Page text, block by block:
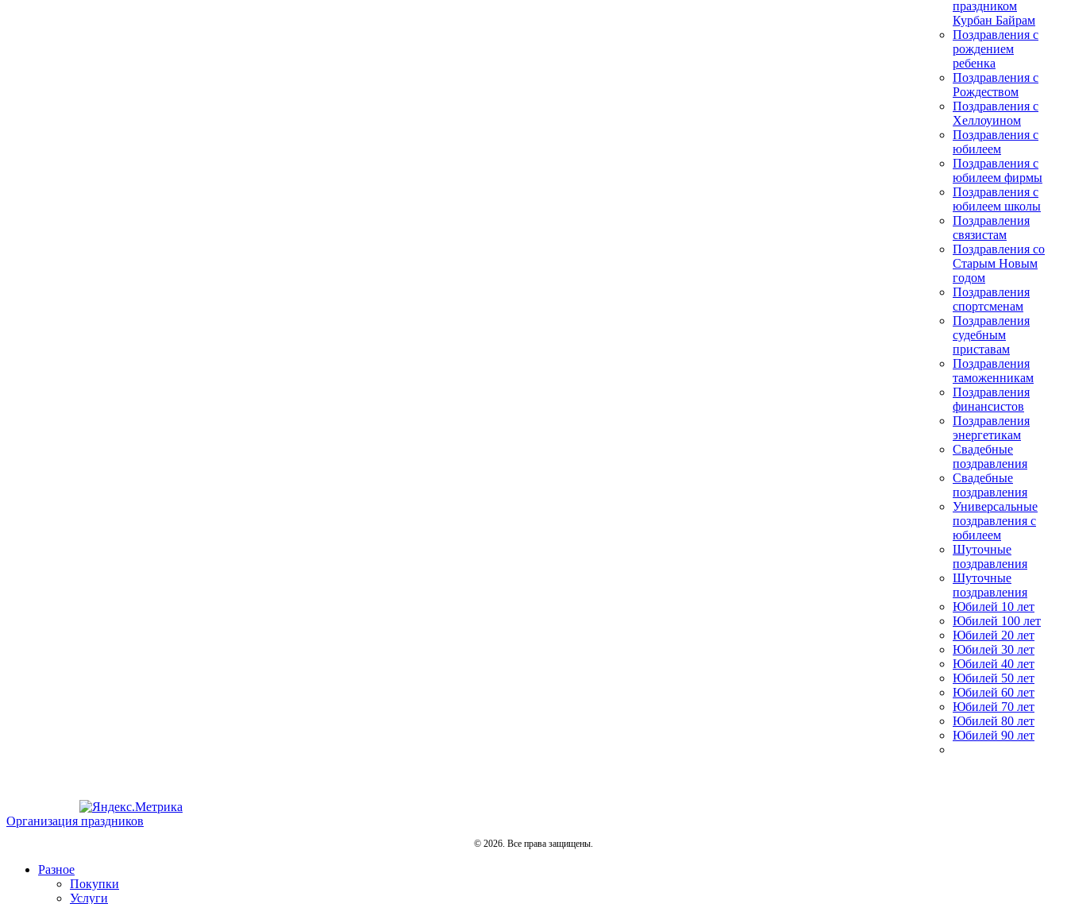
праздником
Курбан Байрам
Поздравления с
рождением
ребенка
Поздравления с
Рождеством
Поздравления с
Хеллоуином
Поздравления с
юбилеем
Поздравления с
юбилеем фирмы
Поздравления с
юбилеем школы
Поздравления
связистам
Поздравления со
Старым Новым
годом
Поздравления
спортсменам
Поздравления
судебным
приставам
Поздравления
таможенникам
Поздравления
финансистов
Поздравления
энергетикам
Свадебные
поздравления
Свадебные
поздравления
Универсальные
поздравления с
юбилеем
Шуточные
поздравления
Шуточные
поздравления
Юбилей 10 лет
Юбилей 100 лет
Юбилей 20 лет
Юбилей 30 лет
Юбилей 40 лет
Юбилей 50 лет
Юбилей 60 лет
Юбилей 70 лет
Юбилей 80 лет
Юбилей 90 лет
Организация праздников
© 2026. Все права защищены.
Разное
Покупки
Услуги